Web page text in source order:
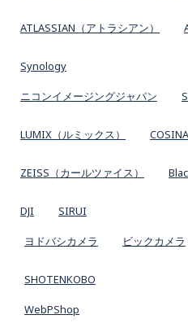
ATLASSIAN（アトラシアン）
Synology
ニコンイメージングジャパン
LUMIX（ルミックス）
ZEISS（カールツァイス）
DJI SIRUI
ヨドバシカメラ ビックカメラ
SHOTENKOBO
WebPShop